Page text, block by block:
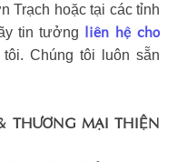
Trạch hoặc tại các tỉnh
tin tưởng liên hệ cho
tôi. Chúng tôi luôn sẵn
THƯƠNG MẠI THIỆN